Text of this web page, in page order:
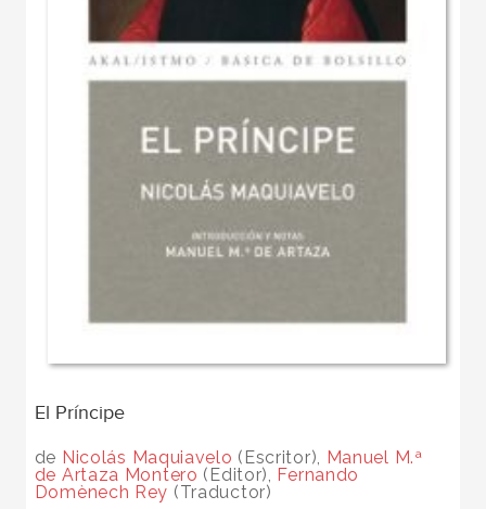
El Príncipe
de Nicolás Maquiavelo (Escritor), Manuel M.ª
de Artaza Montero (Editor), Fernando
Domènech Rey (Traductor)